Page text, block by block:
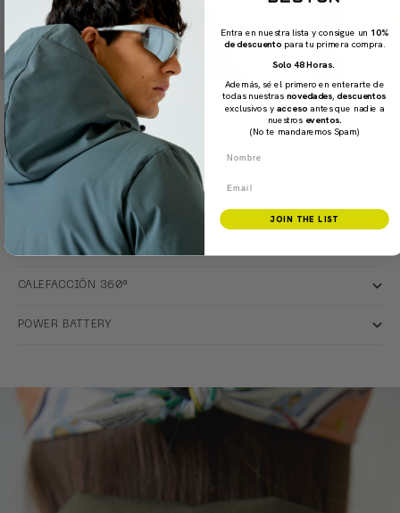
CLICK & WARM
Battery-powered heating technology
Menos capas y más funcionalidad. 9 opciones de
temperatura. Opción 360º | Calefacción por delante, por
detrás y por los lados.
3 NIVELES DE TEMPERATURA
CALEFACCIÓN 360º
POWER BATTERY
Entra en nuestra lista y consigue un 10%
de descuento para tu primera compra.
Solo 48 Horas.
Además, sé el primero en enterarte de
todas nuestras novedades,descuentos
exclusivos yacceso antes que nadie a
nuestros eventos.
(No te mandaremos Spam)
JOIN THE LIST